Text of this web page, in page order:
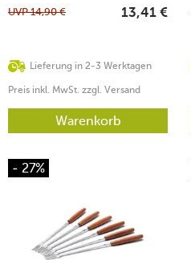
Lieferung in 2-3 Werktagen
UVP14,90 € 13,41 €
Preis inkl. MwSt. zzgl. Versand
Warenkorb
- 27%